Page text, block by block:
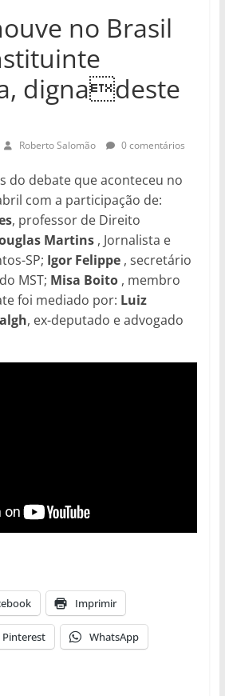
no Brasil
dignadeste
Roberto Salomão 0 comentários
do debate que aconteceu no
com a participação de:
, professor de Direito
Martins, Jornalista e
SP; Igor Felippe, secretário
MST; Misa Boito, membro
foi mediado por: Luiz
, ex-deputado e advogado
Imprimir
Pinterest WhatsApp